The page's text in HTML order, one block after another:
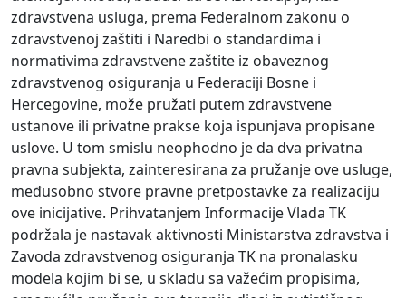
zdravstvena usluga, prema Federalnom zakonu o
zdravstvenoj zaštiti i Naredbi o standardima i
normativima zdravstvene zaštite iz obaveznog
zdravstvenog osiguranja u Federaciji Bosne i
Hercegovine, može pružati putem zdravstvene
ustanove ili privatne prakse koja ispunjava propisane
uslove. U tom smislu neophodno je da dva privatna
pravna subjekta, zainteresirana za pružanje ove usluge,
međusobno stvore pravne pretpostavke za realizaciju
ove inicijative. Prihvatanjem Informacije Vlada TK
podržala je nastavak aktivnosti Ministarstva zdravstva i
Zavoda zdravstvenog osiguranja TK na pronalasku
modela kojim bi se, u skladu sa važećim propisima,